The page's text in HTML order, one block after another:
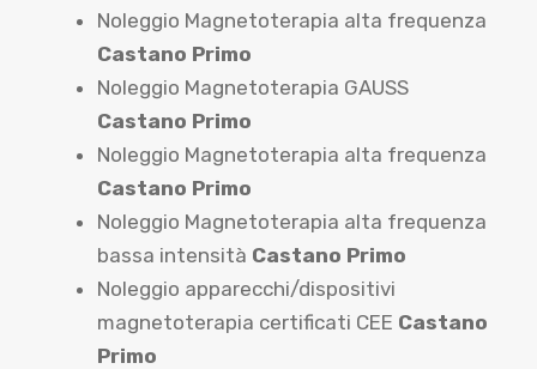
Noleggio Magnetoterapia alta frequenza
Castano Primo
Noleggio Magnetoterapia GAUSS
Castano Primo
Noleggio Magnetoterapia alta frequenza
Castano Primo
Noleggio Magnetoterapia alta frequenza
bassa intensità Castano Primo
Noleggio apparecchi/dispositivi
magnetoterapia certificati CEE Castano
Primo